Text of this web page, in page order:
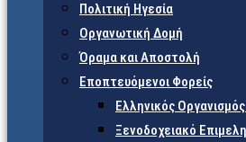
Πολιτική Ηγεσία
Οργανωτική Δομή
Όραμα και Αποστολή
Εποπτευόμενοι Φορείς
Eλληνικός
Ξενοδοχειακό